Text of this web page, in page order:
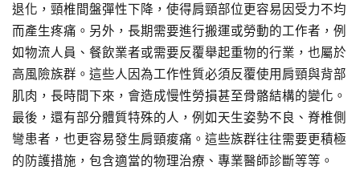
退化，頸椎間盤彈性下降，使得肩頸部位更容易因受力不均
而產生疼痛。另外，長期需要進行搬運或勞動的工作者，例
如物流人員、餐飲業者或需要反覆舉起重物的行業，也屬於
高風險族群。這些人因為工作性質必須反覆使用肩頸與背部
肌肉，長時間下來，會造成慢性勞損甚至骨骼結構的變化。
最後，還有部分體質特殊的人，例如天生姿勢不良、脊椎側
彎患者，也更容易發生肩頸痠痛。這些族群往往需要更積極
的防護措施，包含適當的物理治療、專業醫師診斷等等。